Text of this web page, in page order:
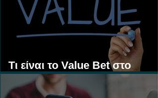
Τι είναι το Value Bet στο
Στοίχημα;